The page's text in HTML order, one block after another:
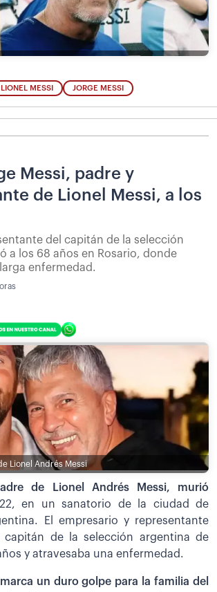
LIONEL MESSI JORGE MESSI
Messi, padre y
de Lionel Messi, a los
del capitán de la selección
a los 68 años en Rosario, donde
enfermedad.
Lionel Andrés Messi
de Lionel Andrés Messi, murió
en un sanatorio de la ciudad de
El empresario y representante
de la selección argentina de
y atravesaba una enfermedad.
un duro golpe para la familia del